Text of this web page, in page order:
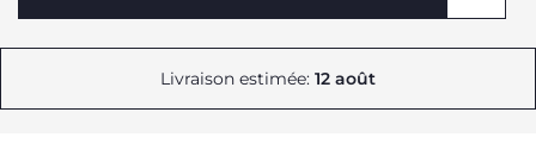
Livraison estimée: 12 août